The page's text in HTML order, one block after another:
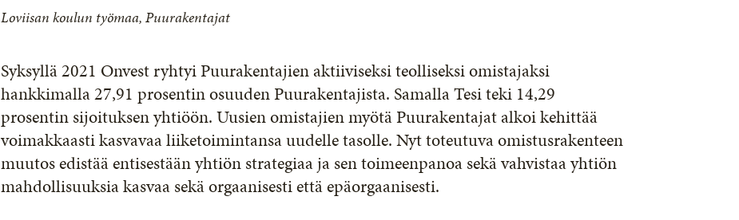
Loviisan koulun työmaa, Puurakentajat
Syksyllä 2021 Onvest ryhtyi Puurakentajien aktiiviseksi teolliseksi omistajaksi
hankkimalla 27,91 prosentin osuuden Puurakentajista. Samalla Tesi teki 14,29
prosentin sijoituksen yhtiöön. Uusien omistajien myötä Puurakentajat alkoi kehittää
voimakkaasti kasvavaa liiketoimintansa uudelle tasolle. Nyt toteutuva omistusrakenteen
muutos edistää entisestään yhtiön strategiaa ja sen toimeenpanoa sekä vahvistaa yhtiön
mahdollisuuksia kasvaa sekä orgaanisesti että epäorgaanisesti.